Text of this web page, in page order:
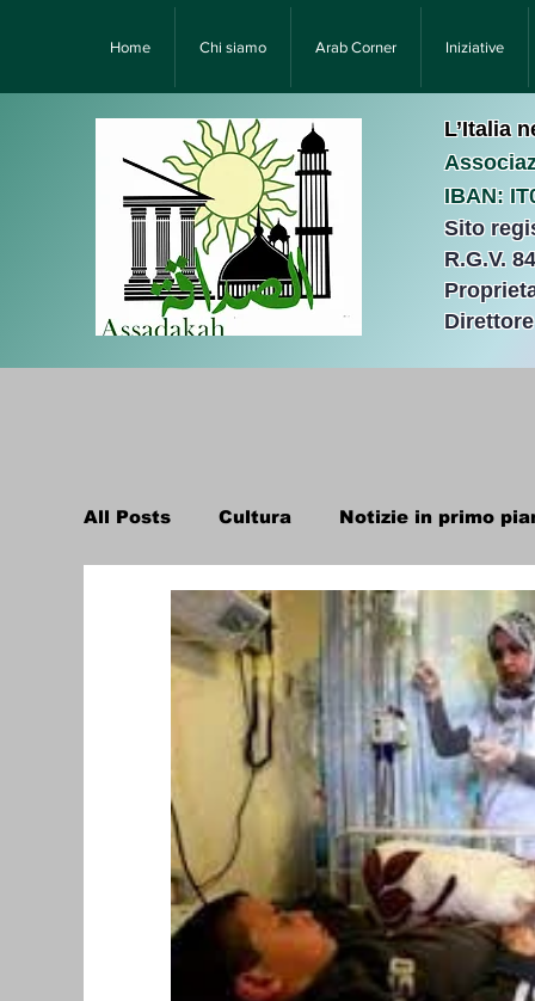
Home Chi siamo Arab Corner Iniziative
L’Italia
IBAN:
Sito
R.G.V.
All Posts Cultura Notizie in primo
Նորություններ/Notizie Armene
Migrazione e Rifugiati Sport
Filosofia Mostre Festività
Relazioni Internazionali Conflitti e